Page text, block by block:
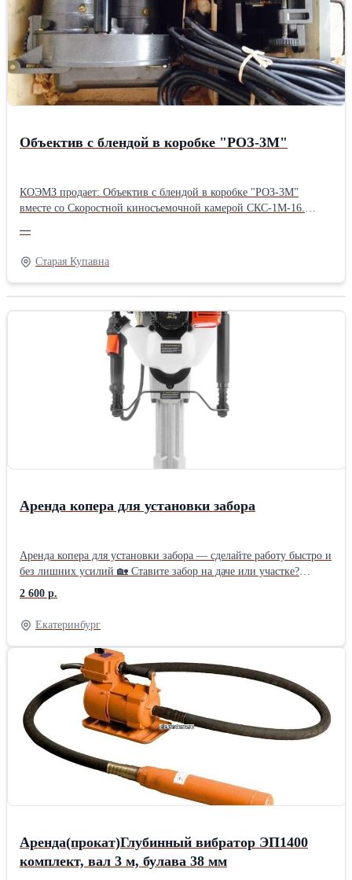
Объектив с блендой в коробке "РОЗ-3М"
КОЭМЗ продает: Объектив с блендой в коробке "РОЗ-3М"
вместе со Скоростной киносъемочной камерой СКС-1М-16.
крышкой. Объектив с блендой в коробке "РОЗ-3М".
Приспособление для наводки. Электрошнур. Коробка с бобиной.
ЗИП. Подробности по телефону или на сайте:
—
Старая Купавна
Аренда копера для установки забора
Аренда копера для установки забора — сделайте работу быстро и
без лишних усилий 🏡 Ставите забор на даче или участке?
Вместо тяжёлой кувалды возьмите в аренду бензиновый копер
MESSER JH‑70 — он сам «загоняет» столбы в землю.
Справитесь вдвоём за день там, где вручную работали бы
неделю. 🛠 Что вы получаете: готовый к работе инструмент: всё
настроено, залита топливная смесь; понятную инструкцию и
короткий инструктаж по работе; комплект насадок под разные
столбы; поддержку по телефону, если возникнут вопросы с
инструментом
2 600 р.
Екатеринбург
Аренда(прокат)Глубинный вибратор ЭП1400
комплект, вал 3 м, булава 38 мм